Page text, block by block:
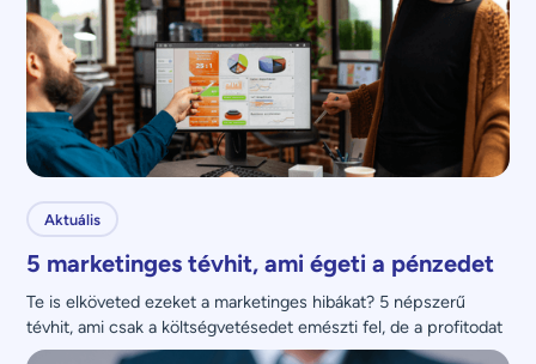
Aktuális
5 marketinges tévhit, ami égeti a pénzedet
Te is elköveted ezeket a marketinges hibákat? 5 népszerű
tévhit, ami csak a költségvetésedet emészti fel, de a profitodat
nem növeli.